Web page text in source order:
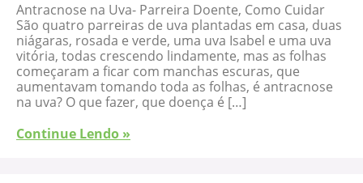
Antracnose na Uva- Parreira Doente, Como Cuidar
São quatro parreiras de uva plantadas em casa, duas
niágaras, rosada e verde, uma uva Isabel e uma uva
vitória, todas crescendo lindamente, mas as folhas
começaram a ficar com manchas escuras, que
aumentavam tomando toda as folhas, é antracnose
na uva? O que fazer, que doença é […]
Continue Lendo »